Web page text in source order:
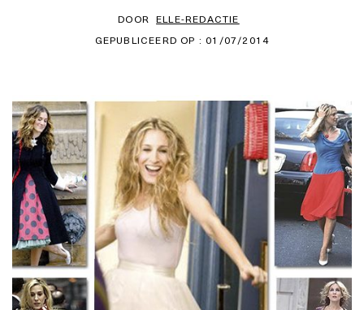
DOOR ELLE-REDACTIE
GEPUBLICEERD OP : 01/07/2014